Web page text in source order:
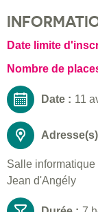
Date limite
Nombre de
Date : 11
Salle
Jean d'Angély